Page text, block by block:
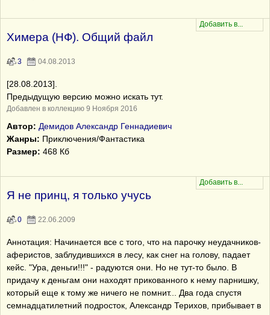
Химера (НФ). Общий файл
3 04.08.2013
[28.08.2013].
Предыдущую версию можно искать тут.
Добавлен в коллекцию 9 Ноября 2016
Автор: Демидов Александр Геннадиевич
Жанры: Приключения/Фантастика
Размер: 468 Кб
Я не принц, я только учусь
0 22.06.2009
Аннотация: Начинается все с того, что на парочку неудачников-
аферистов, заблудившихся в лесу, как снег на голову, падает
кейс. "Ура, деньги!!!" - радуются они. Но не тут-то было. В
придачу к деньгам они находят прикованного к нему парнишку,
который еще к тому же ничего не помнит... Два года спустя
семнадцатилетний подросток, Александр Терихов, прибывает в